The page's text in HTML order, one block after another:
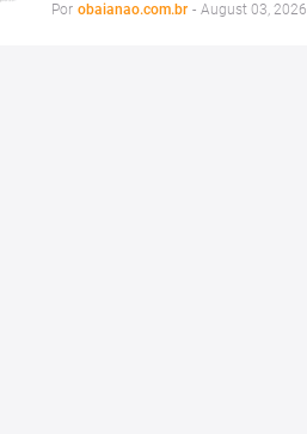
Por obaianao.com.br - August 03, 2026